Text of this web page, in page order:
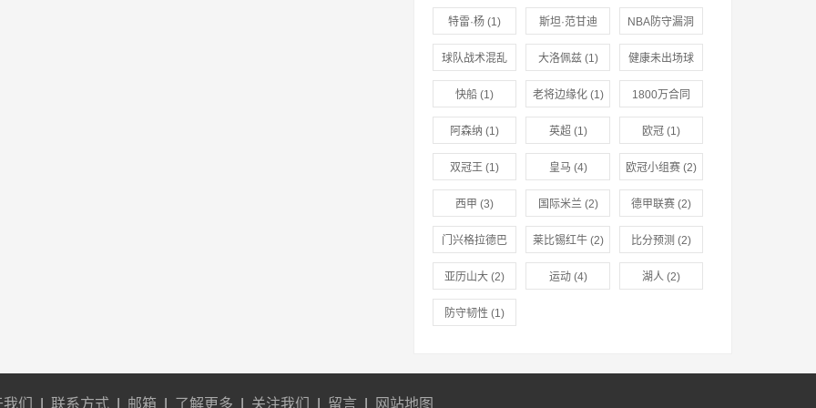
特雷·杨 (1) 斯坦·范甘迪
(1)
NBA防守漏洞
(1)
球队战术混乱
(1)
大洛佩兹(1) 健康未出场球
(1)
快船 (1) 老将边缘化(1) 1800万合同
阿森纳 (1) 英超 (1) 欧冠(1)
双冠王 (1) 皇马 (4) 欧冠小组赛(2)
西甲 (3) 国际米兰(2) 德甲联赛(2)
门兴格拉德巴
赫(2)
莱比锡红牛(2) 比分预测 (2)
亚历山大 (2) 运动(4) 湖人(2)
防守韧性 (1)
们 联系方式 邮箱 了解更多 关注我们 留言 网站地图